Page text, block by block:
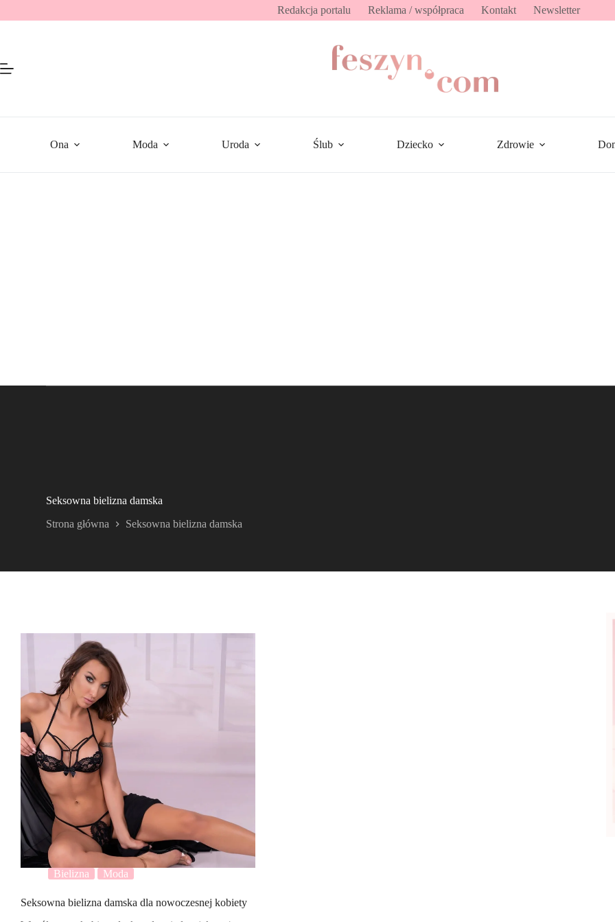
Redakcja portalu Reklama / współpraca Kontakt Newsletter
Ona Moda Uroda Ślub Dziecko Zdrowie
Seksowna bielizna damska
Strona główna Seksowna bielizna damska
Bielizna Moda
Seksowna bielizna damska dla nowoczesnej kobiety